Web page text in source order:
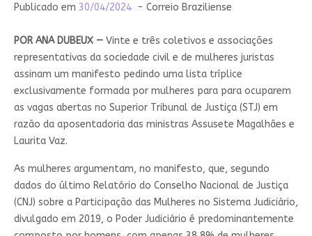
Publicado em 30/04/2024 - Correio Braziliense
POR ANA DUBEUX —Vinte e três coletivos e associações
representativas da sociedade civil e de mulheres juristas
assinam um manifesto pedindo uma lista tríplice
exclusivamente formada por mulheres para para ocuparem
as vagas abertas no Superior Tribunal de Justiça (STJ) em
razão da aposentadoria das ministras Assusete Magalhães e
Laurita Vaz.
As mulheres argumentam, no manifesto, que, segundo
dados do último Relatório do Conselho Nacional de Justiça
(CNJ) sobre a Participação das Mulheres no Sistema Judiciário,
divulgado em 2019, o Poder Judiciário é predominantemente